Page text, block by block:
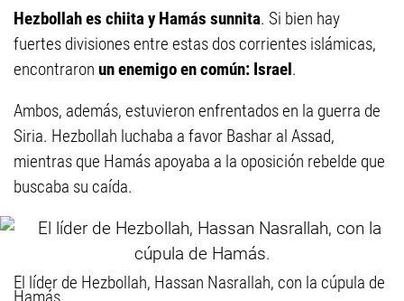
Hezbollah es chiita y Hamás sunnita. Si bien hay
fuertes divisiones entre estas dos corrientes islámicas,
encontraron un enemigo en común: Israel.
Ambos, además, estuvieron enfrentados en la guerra de
Siria. Hezbollah luchaba a favor Bashar al Assad,
mientras que Hamás apoyaba a la oposición rebelde que
buscaba su caída.
El líder de Hezbollah, Hassan Nasrallah, con la cúpula de